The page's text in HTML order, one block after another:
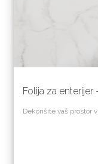
Folija za enterijer
Dekorišite vaš prostor